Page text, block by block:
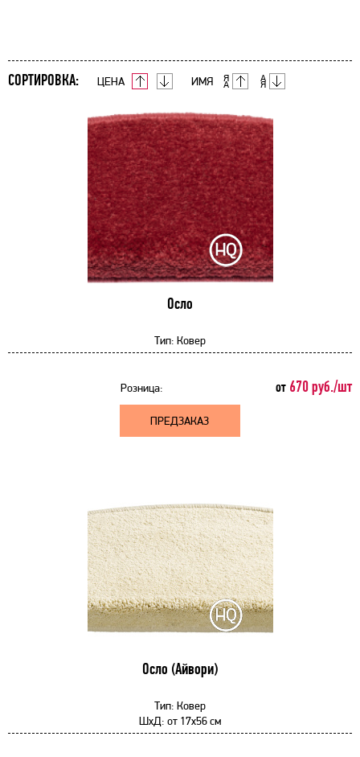
СОРТИРОВКА: ЦЕНА ИМЯ
Осло
Тип: Ковер
Розница: от 670 руб./шт
ПРЕДЗАКАЗ
Осло (Айвори)
Тип: Ковер
ШхД: от 17x56 см